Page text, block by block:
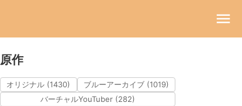
原作
オリジナル (1430)
ブルーアーカイブ (1019)
バーチャルYouTuber (282)